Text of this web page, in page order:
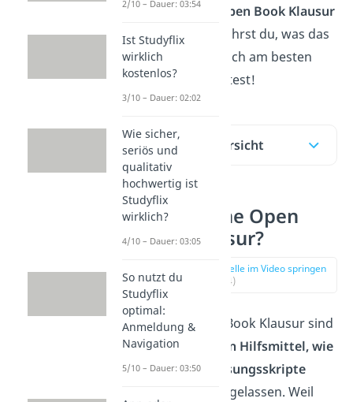
Dir steht eine
Open Book Klausur
bevor?Hier
erfährst du, was das
ist und wie du dich am besten
darauf vorbereitest!
Inhaltsübersicht
Was ist eine Open
Book Klausur?
zur Stelle im Video springen
(00:14)
Bei einer Open Book Klausur sind
alle schriftlichen Hilfsmittel, wie
beliebige Vorlesungsskripte
, zugelassen. Weil
2/10 – Dauer: 03:54
Ist Studyflix
wirklich
kostenlos?
3/10 – Dauer: 02:02
Wie sicher,
seriös und
qualitativ
hochwertig ist
Studyflix
wirklich?
4/10 – Dauer: 03:05
So nutzt du
Studyflix
optimal:
Anmeldung &
Navigation
5/10 – Dauer: 03:50